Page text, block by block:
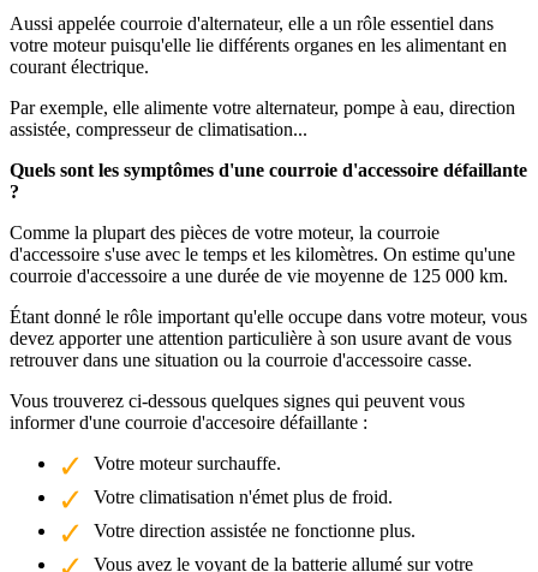
Aussi appelée courroie d'alternateur, elle a un rôle essentiel dans
votre moteur puisqu'elle lie différents organes en les alimentant en
courant électrique.
Par exemple, elle alimente votre alternateur, pompe à eau, direction
assistée, compresseur de climatisation...
Quels sont les symptômes d'une courroie d'accessoire défaillante
?
Comme la plupart des pièces de votre moteur, la courroie
d'accessoire s'use avec le temps et les kilomètres. On estime qu'une
courroie d'accessoire a une durée de vie moyenne de 125 000 km.
Étant donné le rôle important qu'elle occupe dans votre moteur, vous
devez apporter une attention particulière à son usure avant de vous
retrouver dans une situation ou la courroie d'accessoire casse.
Vous trouverez ci-dessous quelques signes qui peuvent vous
informer d'une courroie d'accesoire défaillante :
Votre moteur surchauffe.
Votre climatisation n'émet plus de froid.
Votre direction assistée ne fonctionne plus.
Vous avez le voyant de la batterie allumé sur votre